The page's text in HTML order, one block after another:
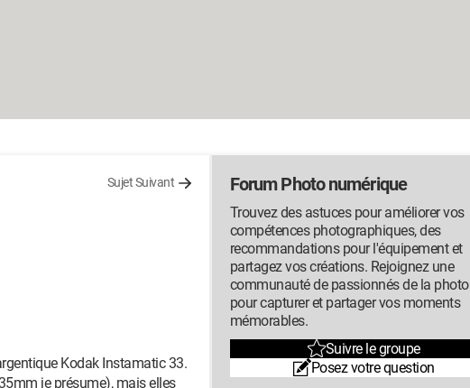
Sujet Suivant
Kodak Instamatic 33.
je présume), mais elles
Forum Photo numérique
Trouvez des astuces pour améliorer vos
compétences photographiques, des
recommandations pour l'équipement et
partagez vos créations. Rejoignez une
communauté de passionnés de la photo
pour capturer et partager vos moments
mémorables.
Suivre le groupe
Posez votre question